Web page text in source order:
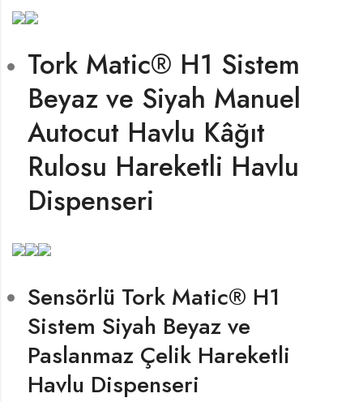
Tork Matic® H1 Sistem
Beyaz ve Siyah Manuel
Autocut Havlu Kâğıt
Rulosu Hareketli Havlu
Dispenseri
Sensörlü Tork Matic® H1
Sistem Siyah Beyaz ve
Paslanmaz Çelik Hareketli
Havlu Dispenseri